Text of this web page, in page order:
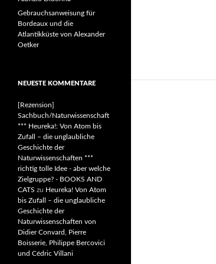
Gebrauchsanweisung für
Bordeaux und die
Atlantikküste von Alexander
Oetker
NEUESTE KOMMENTARE
[Rezension]
Sachbuch/Naturwissenschaft
*** Heureka!: Von Atom bis
Zufall – die unglaubliche
Geschichte der
Naturwissenschaften ***
richtig tolle Idee - aber welche
Zielgruppe? - BOOKS AND
CATS zu Heureka! Von Atom
bis Zufall – die unglaubliche
Geschichte der
Naturwissenschaften von
Didier Convard, Pierre
Boisserie, Philippe Bercovici
und Cédric Villani